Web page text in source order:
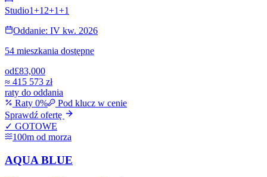
Studio1+12+1+1
Oddanie: IV kw. 2026
54 mieszkania dostępne
od£83,000
≈ 415 573 zł
raty do oddania
Raty 0%
Pod klucz w cenie
Sprawdź ofertę
✓ GOTOWE
100m od morza
AQUA BLUE